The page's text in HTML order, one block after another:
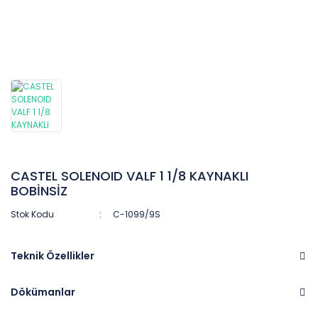
CASTEL SOLENOID VALF 1 1/8 KAYNAKLI
BOBİNSİZ
Stok Kodu C-1099/9S
Teknik Özellikler
Dökümanlar